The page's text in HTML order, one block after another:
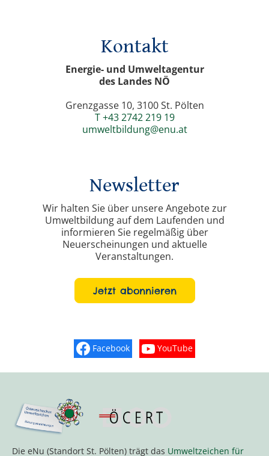
Kontakt
Energie- und Umweltagentur
des Landes NÖ
Grenzgasse 10, 3100 St. Pölten
T +43 2742 219 19
umweltbildung@enu.at
Newsletter
Wir halten Sie über unsere Angebote zur
Umweltbildung auf dem Laufenden und
informieren Sie regelmäßig über
Neuerscheinungen und aktuelle
Veranstaltungen.
Jetzt abonnieren
Finden Sie „So schmeckt
Facebook Sehen Sie mehr
YouTube
Die eNu (Standort St. Pölten) trägt das Umweltzeichen für